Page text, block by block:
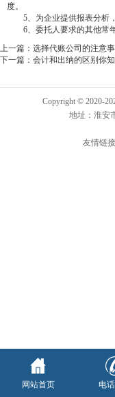
度。
5、为企业提供报表分析，
6、委托人要求的其他常年
上一篇： 选择代账公司的注意
下一篇： 会计和出纳的区别你
Copyright © 2020-
地址：淮安
友情链接
网站首页 电